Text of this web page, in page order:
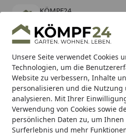
Unsere Seite verwendet Cookies
Technologien, um die
Website zu verbessern, Inhalte
personalisieren und die Nutzung
analysieren. Mit Ihrer
Verwendung von Cookies sowie
persönlichen Daten zu, um
Surferlebnis und mehr
KÖMPF24
kostenlos - Im App Store
Alle Produkte
Mein Konto
Suchen